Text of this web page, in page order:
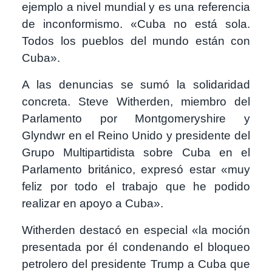
ejemplo a nivel mundial y es una referencia
de inconformismo. «Cuba no está sola.
Todos los pueblos del mundo están con
Cuba».
A las denuncias se sumó la solidaridad
concreta. Steve Witherden, miembro del
Parlamento por Montgomeryshire y
Glyndwr en el Reino Unido y presidente del
Grupo Multipartidista sobre Cuba en el
Parlamento británico, expresó estar «muy
feliz por todo el trabajo que he podido
realizar en apoyo a Cuba».
Witherden destacó en especial «la moción
presentada por él condenando el bloqueo
petrolero del presidente Trump a Cuba que